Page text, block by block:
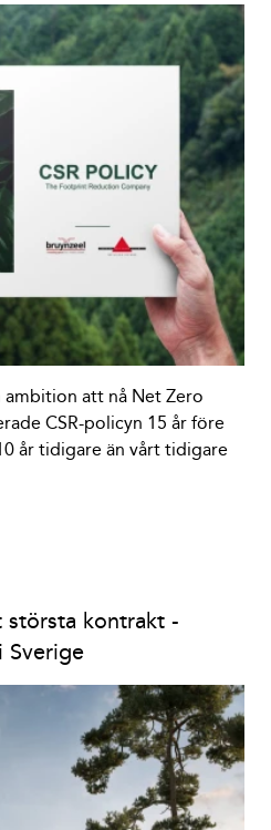
ambition att nå Net Zero
CSR-policyn 15 år före
år tidigare än vårt tidigare
största kontrakt -
Sverige